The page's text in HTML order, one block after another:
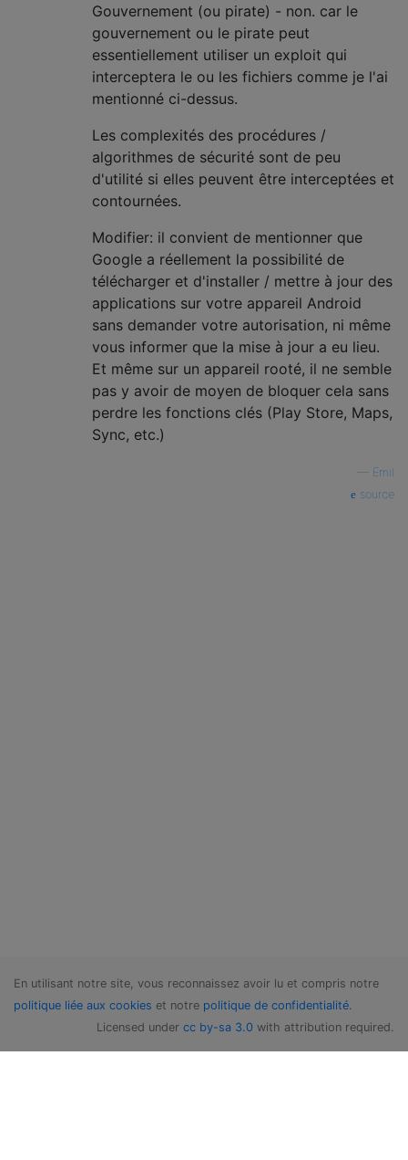
Gouvernement (ou pirate) - non. car le
gouvernement ou le pirate peut
essentiellement utiliser un exploit qui
interceptera le ou les fichiers comme je l'ai
mentionné ci-dessus.
Les complexités des procédures /
algorithmes de sécurité sont de peu
d'utilité si elles peuvent être interceptées et
contournées.
Modifier: il convient de mentionner que
Google a réellement la possibilité de
télécharger et d'installer / mettre à jour des
applications sur votre appareil Android
sans demander votre autorisation, ni même
vous informer que la mise à jour a eu lieu.
Et même sur un appareil rooté, il ne semble
pas y avoir de moyen de bloquer cela sans
perdre les fonctions clés (Play Store, Maps,
Sync, etc.)
Emil
source
En utilisant notre site, vous reconnaissez avoir lu et compris notre
politique liée aux cookies et notre politique de confidentialité.
Licensed under cc by-sa 3.0 with attribution required.